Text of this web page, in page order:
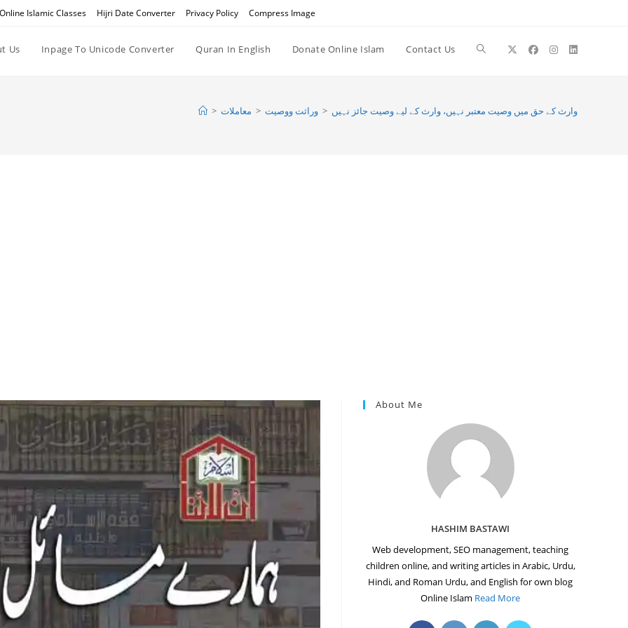
Online Islamic Classes Hijri Date Converter Privacy Policy Compress Image
Us Inpage To Unicode Converter Quran In English Donate Online Islam Contact Us Toggle
> معاملات > وراثت ووصيت > وارث کے حق میں وصیت معتبر نہیں، وارث کے لیے وصیت جائز نہیں
About Me
HASHIM BASTAWI
Web development, SEO management, teaching
children online, and writing articles in Arabic, Urdu,
Hindi, and Roman Urdu, and English for own blog
Online Islam Read More